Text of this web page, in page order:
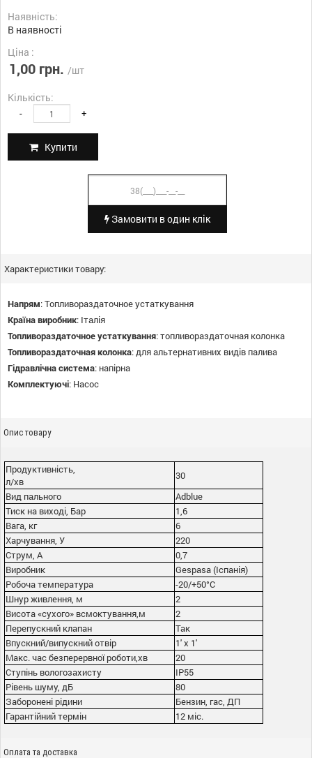
Наявність:
В наявності
Ціна :
1,00 грн. /шт
Кількість:
- +
Купити
Замовити в один клік
Характеристики товару:
Напрям:Топливораздаточное устаткування
Країна виробник: Італія
Топливораздаточное устаткування:топливораздаточная колонка
Топливораздаточная колонка:для альтернативних видів палива
Гідравлічна система: напірна
Комплектуючі: Насос
Опис товару
Продуктивність,
л/хв
30
Вид пального
Adblue
Тиск на виході, Бар
1,6
Вага, кг
6
Харчування, У
220
Струм, А
0,7
Виробник
Gespasa (Іспанія)
Робоча температура
-20/+50°С
Шнур живлення, м
2
Висота «сухого» всмоктування,м
2
Перепускний клапан
Так
Впускний/випускний отвір
1' x 1'
Макс. час безперервної роботи,хв
20
Ступінь вологозахисту
IP55
Рівень шуму, дБ
80
Заборонені рідини
Бензин, гас, ДП
Гарантійний термін
12 міс.
Оплата та доставка